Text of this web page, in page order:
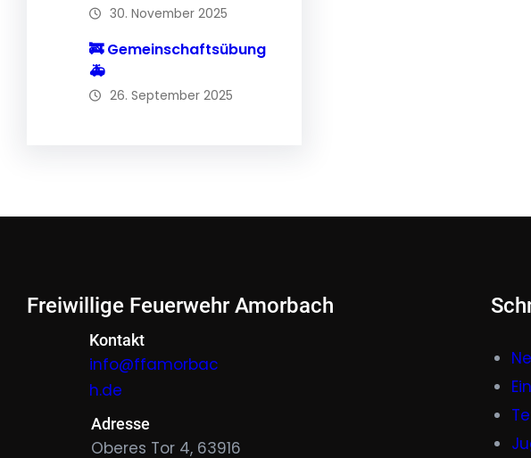
30. November 2025
🚒 Gemeinschaftsübung
🚑
26. September 2025
Freiwillige Feuerwehr Amorbach
Kontakt
info@ffamorbac
h.de
Adresse
Oberes Tor 4, 63916